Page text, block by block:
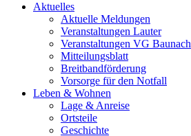
Aktuelles
Aktuelle Meldungen
Veranstaltungen Lauter
Veranstaltungen VG Baunach
Mitteilungsblatt
Breitbandförderung
Vorsorge für den Notfall
Leben & Wohnen
Lage & Anreise
Ortsteile
Geschichte